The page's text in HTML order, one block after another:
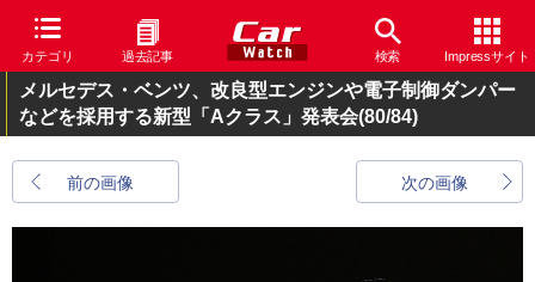
カテゴリ 過去記事 検索 Impressサイト
メルセデス・ベンツ、改良型エンジンや電子制御ダンパー
などを採用する新型「Aクラス」発表会(80/84)
前の画像 次の画像